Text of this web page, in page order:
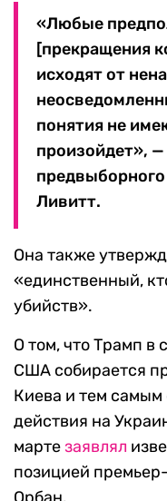
«Любые
[прекращения
исходят от
понятия не
произойдет», —
Ливитт.
Она также
«единственный,
убийств».
О том, что Трамп в
США собирается
Киева и тем самым
действия на
мартезаявлял
позицией